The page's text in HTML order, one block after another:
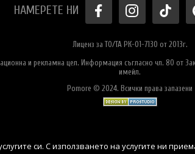
НАМЕРЕТЕ НИ
Лиценз за ТО/ТА РК-01-7130 от 2013г.
и рекламна цел. Информация съгласно чл. 80 от
имейл.
Pomore © 2024. Всички права запазени
си. С използването на услугите ни